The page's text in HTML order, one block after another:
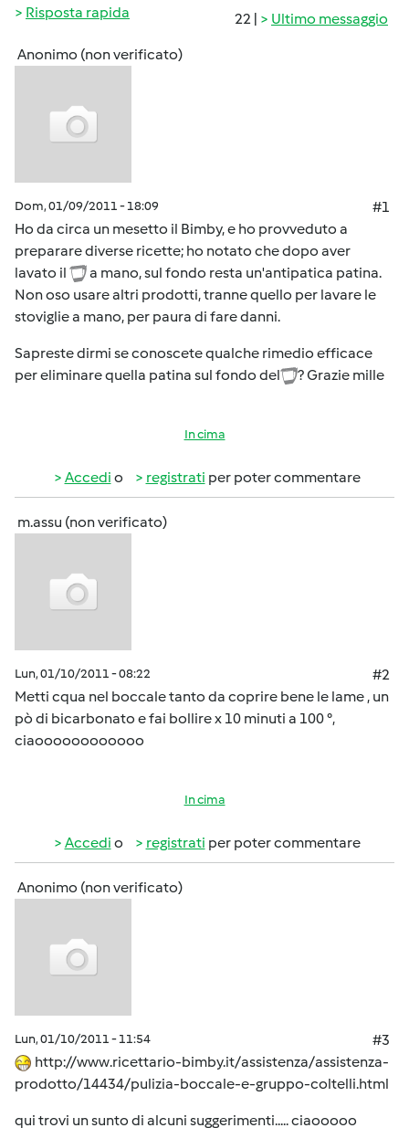
22 | Ultimo messaggio
Risposta rapida
Anonimo (non verificato)
Dom, 01/09/2011 - 18:09
#1
Ho da circa un mesetto il Bimby, e ho provveduto a
preparare diverse ricette; ho notato che dopo aver
lavato il
a mano, sul fondo resta un'antipatica patina.
Non oso usare altri prodotti, tranne quello per lavare le
stoviglie a mano, per paura di fare danni.
Sapreste dirmi se conoscete qualche rimedio efficace
per eliminare quella patina sul fondo del
? Grazie mille
In cima
Accedi o registrati per poter commentare
m.assu (non verificato)
Lun, 01/10/2011 - 08:22
#2
Metti cqua nel boccale tanto da coprire bene le lame , un
pò di bicarbonato e fai bollire x 10 minuti a 100 °,
ciaoooooooooooo
In cima
Accedi o registrati per poter commentare
Anonimo (non verificato)
Lun, 01/10/2011 - 11:54
#3
http://www.ricettario-bimby.it/assistenza/assistenza-
prodotto/14434/pulizia-boccale-e-gruppo-coltelli.html
qui trovi un sunto di alcuni suggerimenti..... ciaooooo